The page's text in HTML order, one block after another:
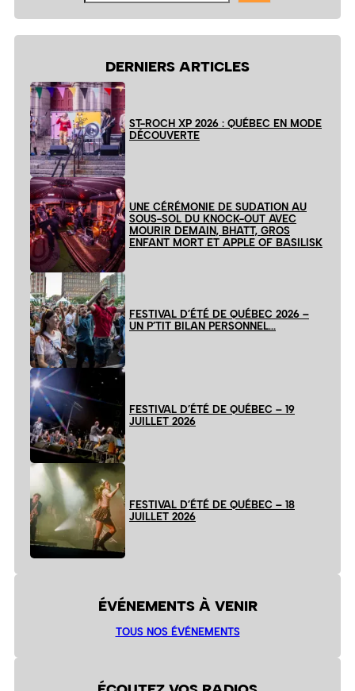
DERNIERS ARTICLES
ST-ROCH XP 2026 : QUÉBEC EN MODE
DÉCOUVERTE
UNE CÉRÉMONIE DE SUDATION AU
SOUS-SOL DU KNOCK-OUT AVEC
MOURIR DEMAIN, BHATT, GROS
ENFANT MORT ET APPLE OF BASILISK
FESTIVAL D’ÉTÉ DE QUÉBEC 2026 –
UN P’TIT BILAN PERSONNEL…
FESTIVAL D’ÉTÉ DE QUÉBEC – 19
JUILLET 2026
FESTIVAL D’ÉTÉ DE QUÉBEC – 18
JUILLET 2026
ÉVÉNEMENTS À VENIR
TOUS NOS ÉVÉNEMENTS